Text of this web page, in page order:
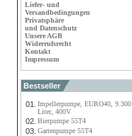
Liefer- und
Versandbedingungen
Privatsphäre
und Datenschutz
Unsere AGB
Widerrufsrecht
Kontakt
Impressum
Bestseller
01.
Impellerpumpe, EURO40, 9.300
Liter, 400V
02. Bierpumpe 55T4
03. Gartenpumpe 55T4